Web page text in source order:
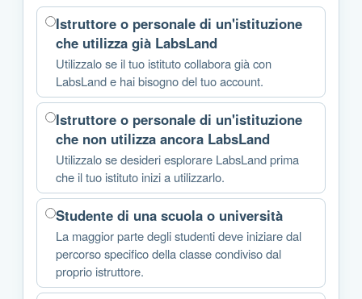
Istruttore o personale di un'istituzione
che utilizza già LabsLand
Utilizzalo se il tuo istituto collabora già con
LabsLand e hai bisogno del tuo account.
Istruttore o personale di un'istituzione
che non utilizza ancora LabsLand
Utilizzalo se desideri esplorare LabsLand prima
che il tuo istituto inizi a utilizzarlo.
Studente di una scuola o università
La maggior parte degli studenti deve iniziare dal
percorso specifico della classe condiviso dal
proprio istruttore.